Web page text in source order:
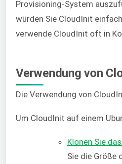
Provisioning-System
würden Sie CloudInit
verwende CloudInit oft in
Verwendung von
Die Verwendung von
Um CloudInit auf einem
Klonen Sie
Sie die